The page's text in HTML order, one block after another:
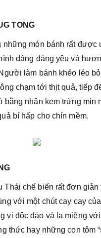
TONG
những món bánh rất được
dáng đáng yêu và
làm bánh khéo léo
chạm tới thịt quả, tiếp
bằng nhân kem trứng mịn
bí hấp cho chín mềm.
Thái chế biến rất đơn giản
với một chút cay cay
vị độc đáo và lạ miệng
thức hay những con tôm